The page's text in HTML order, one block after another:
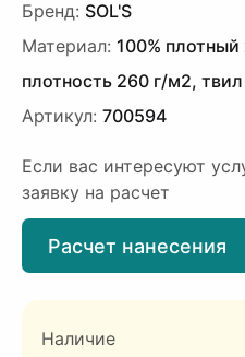
Бренд: SOL'S
Материал: 100%
плотность 260 г/м2, твил
Артикул: 700594
Если вас интересуют
заявку на расчет
Расчет нанесения
Наличие